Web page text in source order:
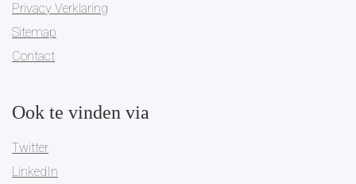
Privacy Verklaring
Sitemap
Contact
Ook te vinden via
Twitter
LinkedIn